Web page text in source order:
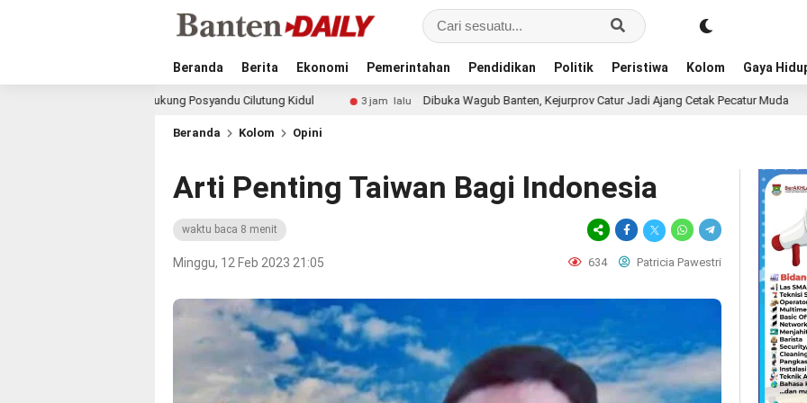
Beranda Berita Ekonomi Pemerintahan Pendidikan Politik Peristiwa Kolom Gaya
Dukung Posyandu Cilutung Kidul 3 jam lalu Dibuka Wagub Banten, Kejurprov Catur Jadi Ajang Cetak Pecatur Muda 5 jam lalu
Beranda Kolom Opini
Arti Penting Taiwan Bagi Indonesia
waktu baca 8 menit
Minggu, 12 Feb 2023 21:05 634 Patricia Pawestri